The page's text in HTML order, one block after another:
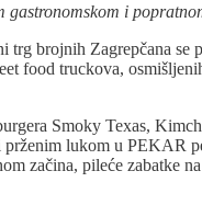
gastronomskom i
brojnih Zagrepčana se
food truckova,
Smoky Texas,
lukom u PEKAR
začina, pileće zabatke